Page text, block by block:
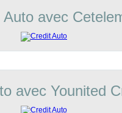
Auto avec
avec Younited